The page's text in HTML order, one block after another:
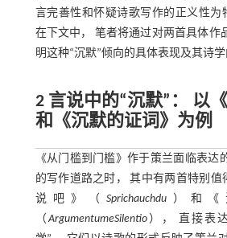
言完善性和怀疑诗歌写作的正义性为
在下文中， 笔者将通过对两首具体作
明这种“沉默”倾向的具体表现及其诗学
2 言说中的“沉默”： 以
和《沉默的证词》为例
《从门槛到门槛》作于策兰面临表达
的写作道路之时， 其中有两首特别值
说吧》（ Sprichauchdu）和《
（ArgumentumeSilentio）， 直接表